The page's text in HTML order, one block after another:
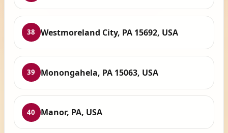
38 Westmoreland City, PA 15692, USA
39 Monongahela, PA 15063, USA
40 Manor, PA, USA